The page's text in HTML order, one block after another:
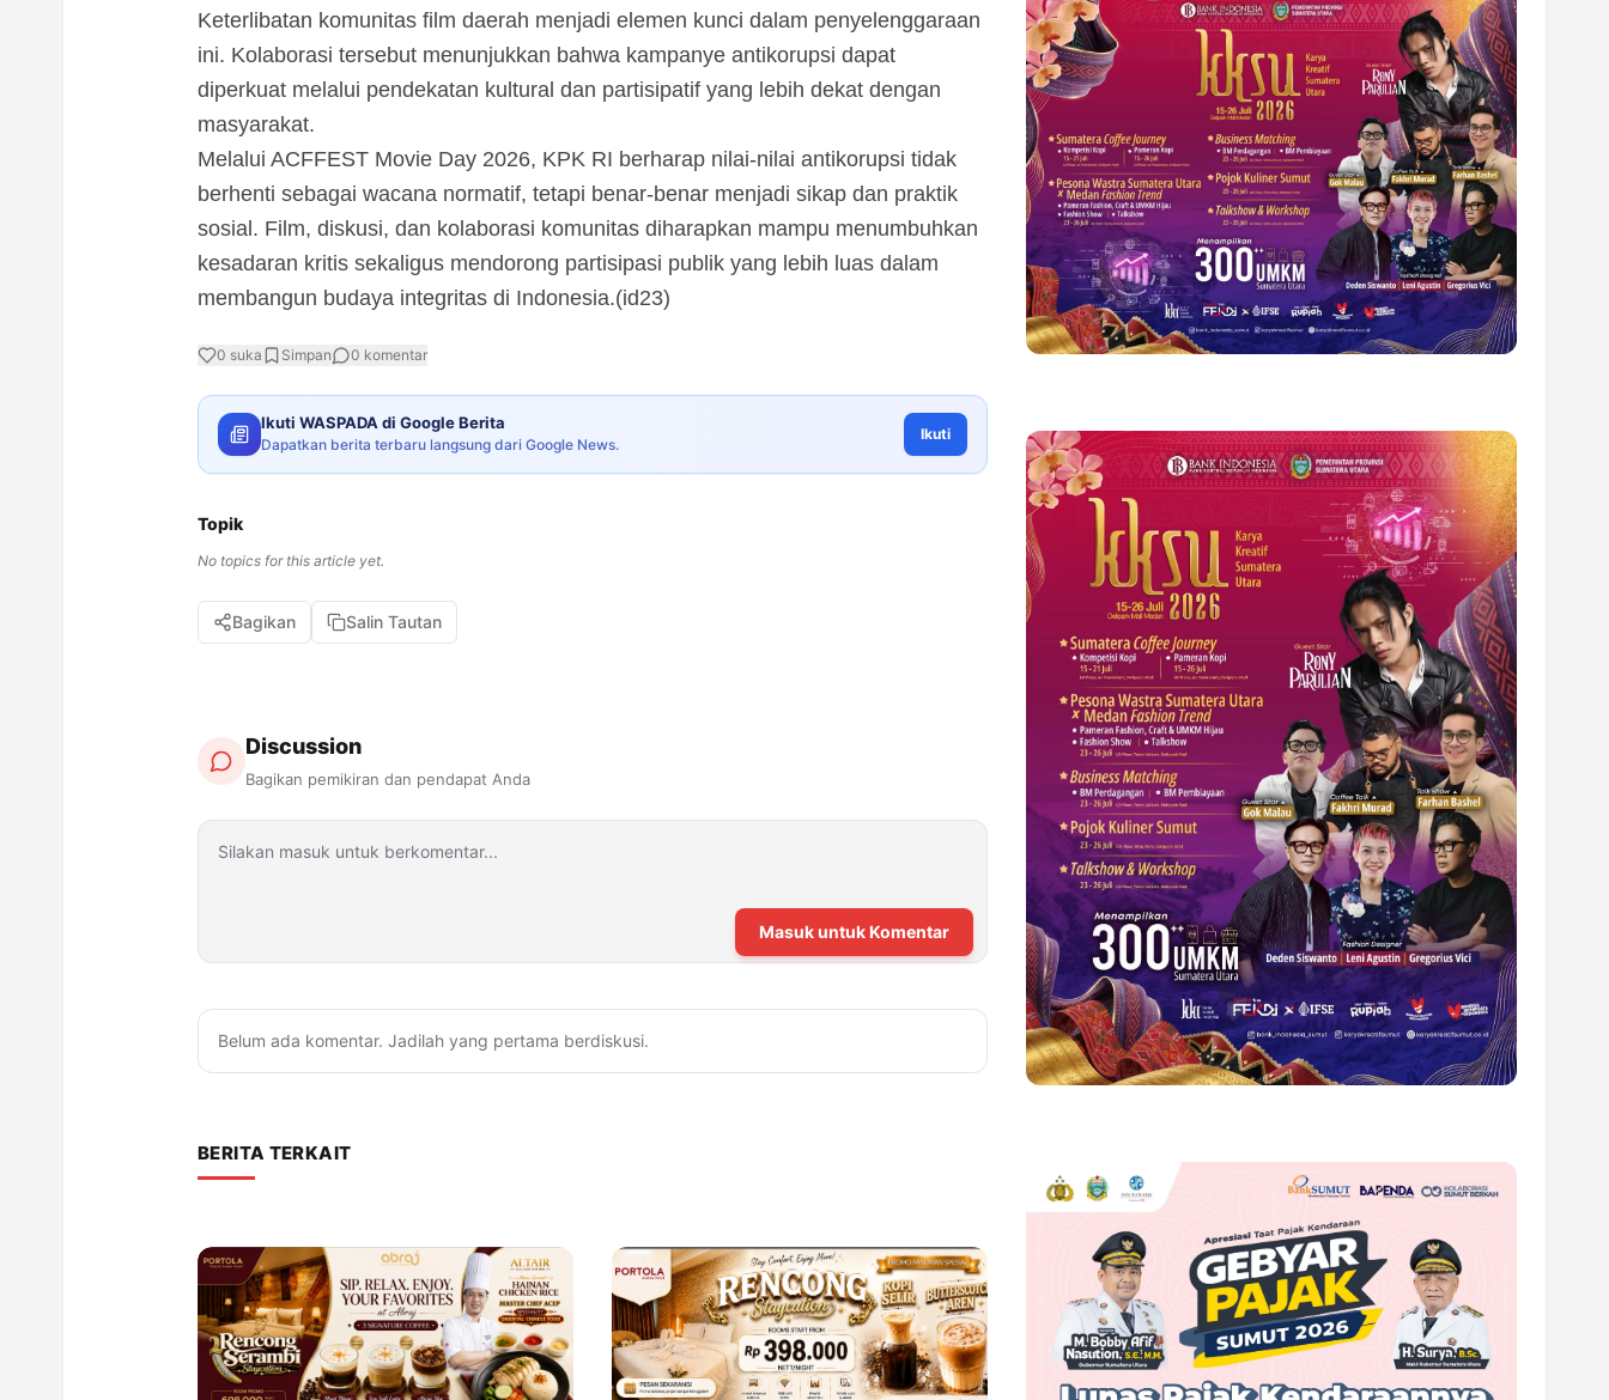
Keterlibatan komunitas film daerah menjadi elemen kunci dalam penyelenggaraan
ini. Kolaborasi tersebut menunjukkan bahwa kampanye antikorupsi dapat
diperkuat melalui pendekatan kultural dan partisipatif yang lebih dekat dengan
masyarakat.
Melalui ACFFEST Movie Day 2026, KPK RI berharap nilai-nilai antikorupsi tidak
berhenti sebagai wacana normatif, tetapi benar-benar menjadi sikap dan praktik
sosial. Film, diskusi, dan kolaborasi komunitas diharapkan mampu menumbuhkan
kesadaran kritis sekaligus mendorong partisipasi publik yang lebih luas dalam
membangun budaya integritas di Indonesia.(id23)
0 suka Simpan 0 komentar
Ikuti WASPADA di Google Berita
Dapatkan berita terbaru langsung dari Google News.
Ikuti
Topik
No topics for this article yet.
Bagikan Salin Tautan
Discussion
Bagikan pemikiran dan pendapat Anda
Masuk untuk Komentar
Belum ada komentar. Jadilah yang pertama berdiskusi.
BERITA TERKAIT